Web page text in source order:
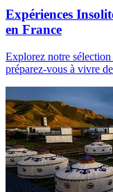
Expériences
en France
Explorez notre
préparez-vous à vivre